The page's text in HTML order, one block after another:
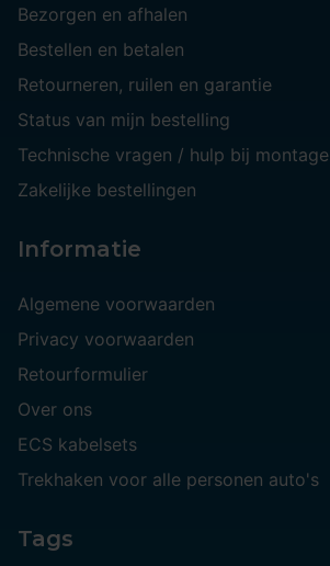
Bezorgen en afhalen
Bestellen en betalen
Retourneren, ruilen en garantie
Status van mijn bestelling
Technische vragen / hulp bij montage
Zakelijke bestellingen
Informatie
Algemene voorwaarden
Privacy voorwaarden
Retourformulier
Over ons
ECS kabelsets
Trekhaken voor alle personen auto's
Tags